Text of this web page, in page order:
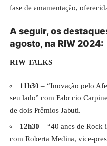
fase de amamentação,
A seguir, os
agosto, na RIW 2024:
RIW TALKS
11h30 – “Inovação pelo
seu lado” com Fabricio
de dois Prêmios Jabuti.
12h30 – “40 anos de Rock
com Roberta Medina, vice-